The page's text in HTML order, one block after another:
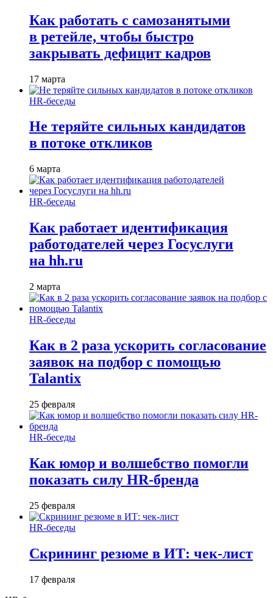
Как работать с самозанятыми
в ретейле, чтобы быстро
закрывать дефицит кадров
17 марта
HR-беседы
Не теряйте сильных кандидатов
в потоке откликов
6 марта
HR-беседы
Как работает идентификация
работодателей через Госуслуги
на hh.ru
2 марта
HR-беседы
Как в 2 раза ускорить согласование
заявок на подбор с помощью
Talantix
25 февраля
HR-беседы
Как юмор и волшебство помогли
показать силу HR-бренда
25 февраля
HR-беседы
Скрининг резюме в ИТ: чек-лист
17 февраля